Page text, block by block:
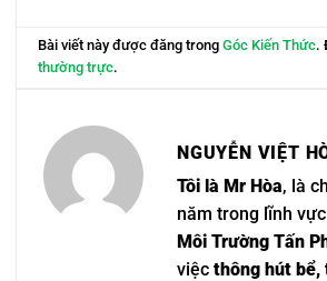
Bài viết này được đăng trongGóc Kiến Thức.
thường trực.
NGUYỄN VIỆT
Tôi là Mr Hòa, là
năm trong lĩnh
Môi Trường Tấn
việc thông hút bể,